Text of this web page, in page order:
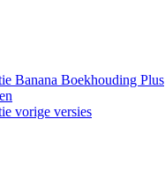
Banana Boekhouding Plus
vorige versies